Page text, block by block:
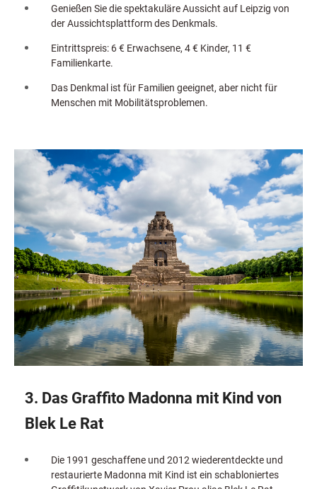
Genießen Sie die spektakuläre Aussicht auf Leipzig von
der Aussichtsplattform des Denkmals.
Eintrittspreis: 6 € Erwachsene, 4 € Kinder, 11 €
Familienkarte.
Das Denkmal ist für Familien geeignet, aber nicht für
Menschen mit Mobilitätsproblemen.
3. Das Graffito Madonna mit Kind von
Blek Le Rat
Die 1991 geschaffene und 2012 wiederentdeckte und
restaurierte Madonna mit Kind ist ein schabloniertes